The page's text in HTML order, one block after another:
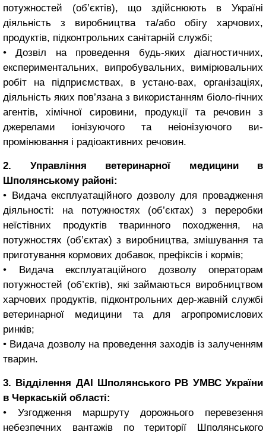
потужностей (об’єктів), що здійснюють в Україні
діяльність з виробництва та/або обігу харчових,
продуктів, підконтрольних санітарній службі;
• Дозвіл на проведення будь-яких діагностичних,
експериментальних, випробувальних, вимірювальних
робіт на підприємствах, в устано-вах, організаціях,
діяльність яких пов’язана з використанням біоло-гічних
агентів, хімічної сировини, продукції та речовин з
джерелами іонізуючого та неіонізуючого ви-
промінювання і радіоактивних речовин.
2. Управління ветеринарної медицини в
Шполянському районі:
• Видача експлуатаційного дозволу для провадження
діяльності: на потужностях (об’єктах) з переробки
неїстівних продуктів тваринного походження, на
потужностях (об’єктах) з виробництва, змішування та
приготування кормових добавок, префіксів і кормів;
• Видача експлуатаційного дозволу операторам
потужностей (об’єктів), які займаються виробництвом
харчових продуктів, підконтрольних дер-жавній службі
ветеринарної медицини та для агропромислових
ринків;
• Видача дозволу на проведення заходів із залученням
тварин.
3. Відділення ДАІ Шполянського РВ УМВС України
в Черкаській області:
• Узгодження маршруту дорожнього перевезення
небезпечних вантажів по території Шполянського